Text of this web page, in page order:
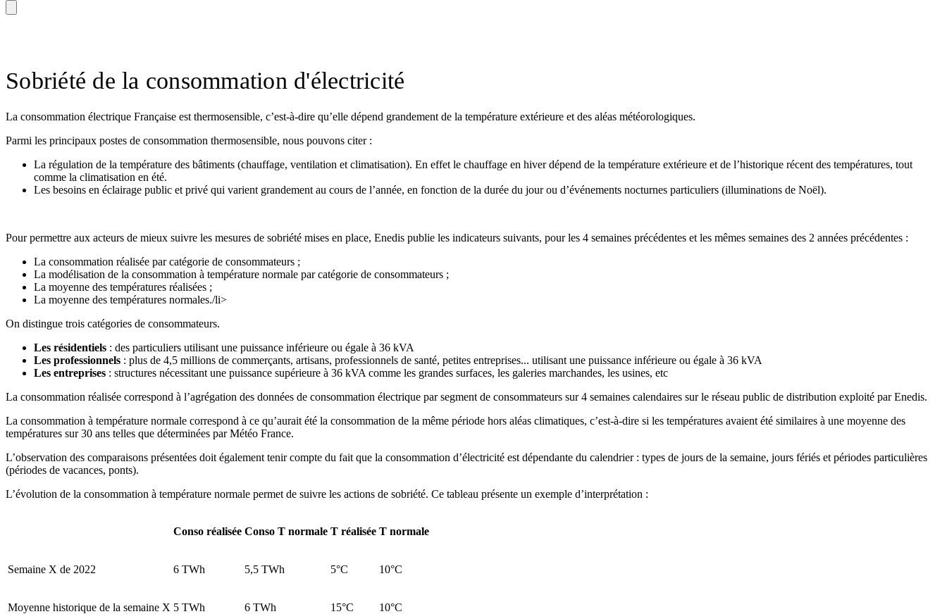
Sobriété de la consommation d'électricité
La consommation électrique Française est thermosensible, c’est-à-dire qu’elle dépend grandement de la température extérieure et des aléas météorologiques.
Parmi les principaux postes de consommation thermosensible, nous pouvons citer :
La régulation de la température des bâtiments (chauffage, ventilation et climatisation). En effet le chauffage en hiver dépend de la température extérieure et de l’historique récent des températures, tout
comme la climatisation en été.
Les besoins en éclairage public et privé qui varient grandement au cours de l’année, en fonction de la durée du jour ou d’événements nocturnes particuliers (illuminations de Noël).
Pour permettre aux acteurs de mieux suivre les mesures de sobriété mises en place, Enedis publie les indicateurs suivants, pour les 4 semaines précédentes et les mêmes semaines des 2 années précédentes :
La consommation réalisée par catégorie de consommateurs ;
La modélisation de la consommation à température normale par catégorie de consommateurs ;
La moyenne des températures réalisées ;
La moyenne des températures normales./li>
On distingue trois catégories de consommateurs.
Les résidentiels : des particuliers utilisant une puissance inférieure ou égale à 36 kVA
Les professionnels : plus de 4,5 millions de commerçants, artisans, professionnels de santé, petites entreprises... utilisant une puissance inférieure ou égale à 36 kVA
Les entreprises : structures nécessitant une puissance supérieure à 36 kVA comme les grandes surfaces, les galeries marchandes, les usines, etc
La consommation réalisée correspond à l’agrégation des données de consommation électrique par segment de consommateurs sur 4 semaines calendaires sur le réseau public de distribution exploité par Enedis.
La consommation à température normale correspond à ce qu’aurait été la consommation de la même période hors aléas climatiques, c’est-à-dire si les températures avaient été similaires à une moyenne des
températures sur 30 ans telles que déterminées par Météo France.
L’observation des comparaisons présentées doit également tenir compte du fait que la consommation d’électricité est dépendante du calendrier : types de jours de la semaine, jours fériés et périodes particulières
(périodes de vacances, ponts).
L’évolution de la consommation à température normale permet de suivre les actions de sobriété. Ce tableau présente un exemple d’interprétation :
Conso réalisée Conso T normale T réalisée T normale
Semaine X de 2022 6 TWh 5,5 TWh 5°C 10°C
Moyenne historique de la semaine X 5 TWh 6 TWh 15°C 10°C